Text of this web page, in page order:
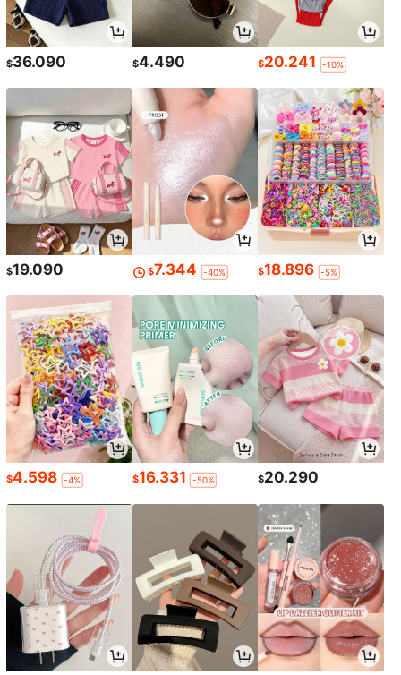
$36.090 $4.490 $20.241 -10%
$19.090 $7.344 -40% $18.896 -5%
$4.598 -4% $16.331 -50% $20.290